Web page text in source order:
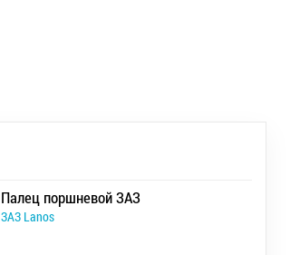
Палец поршневой ЗАЗ
ЗАЗ Lanos